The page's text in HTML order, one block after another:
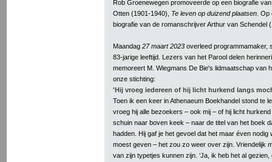
Rob Groenewegen promoveerde op een biografie
Otten (1901-1940), Te leven op duizend plaatsen .
biografie van de romanschrijver Arthur van Schendel
Maandag 27 maart 2023 overleed programmamaker,
83-jarige leeftijd. Lezers van het Parool delen
memoreert M. Wiegmans De Bie's lidmaatschap van
onze stichting:
'Hij vroeg iedereen of hij licht hurkend langs
Toen ik een keer in Athenaeum Boekhandel stond te
vroeg hij alle bezoekers – ook mij – of hij licht
schuin naar boven keek – naar de titel van het boek
hadden. Hij gaf je het gevoel dat het maar éven
moest geven – het zou zo weer over zijn. Vriendelijk
van zijn typetjes kunnen zijn. ‘Ja, ik heb het al gezien,